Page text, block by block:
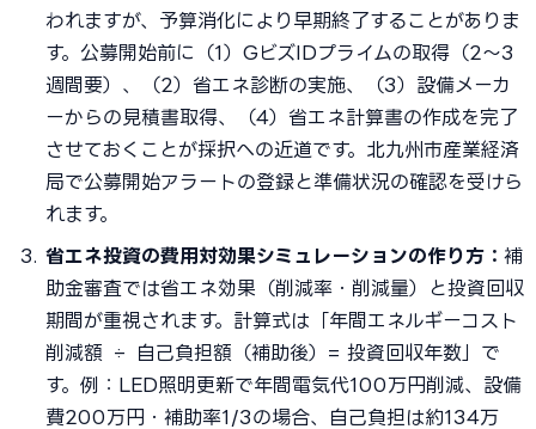
われますが、予算消化により早期終了することがありま
す。公募開始前に（1）GビズIDプライムの取得（2〜3
週間要）、（2）省エネ診断の実施、（3）設備メーカ
ーからの見積書取得、（4）省エネ計算書の作成を完了
させておくことが採択への近道です。北九州市産業経済
局で公募開始アラートの登録と準備状況の確認を受けら
れます。
省エネ投資の費用対効果シミュレーションの作り方： 補
助金審査では省エネ効果（削減率・削減量）と投資回収
期間が重視されます。計算式は「年間エネルギーコスト
削減額 ÷ 自己負担額（補助後）= 投資回収年数」で
す。例：LED照明更新で年間電気代100万円削減、設備
費200万円・補助率1/3の場合、自己負担は約134万